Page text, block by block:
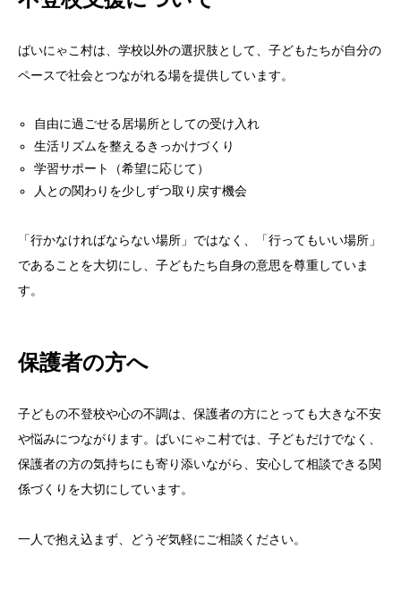
ばいにゃこ村は、学校以外の選択肢として、子どもたちが自分の
ペースで社会とつながれる場を提供しています。
自由に過ごせる居場所としての受け入れ
生活リズムを整えるきっかけづくり
学習サポート（希望に応じて）
人との関わりを少しずつ取り戻す機会
「行かなければならない場所」ではなく、「行ってもいい場所」
であることを大切にし、子どもたち自身の意思を尊重していま
す。
保護者の方へ
子どもの不登校や心の不調は、保護者の方にとっても大きな不安
や悩みにつながります。ばいにゃこ村では、子どもだけでなく、
保護者の方の気持ちにも寄り添いながら、安心して相談できる関
係づくりを大切にしています。
一人で抱え込まず、どうぞ気軽にご相談ください。